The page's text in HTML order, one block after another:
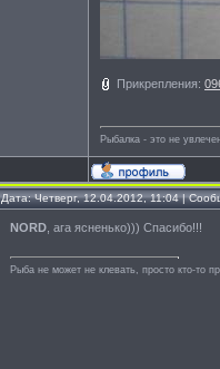
Прикрепления:
Рыбалка - это не
Дата: Четверг, 12.04.2012, 11:04 |
NORD , ага ясненько))) Спасибо!!!
Рыба не может не клевать, просто кто-то